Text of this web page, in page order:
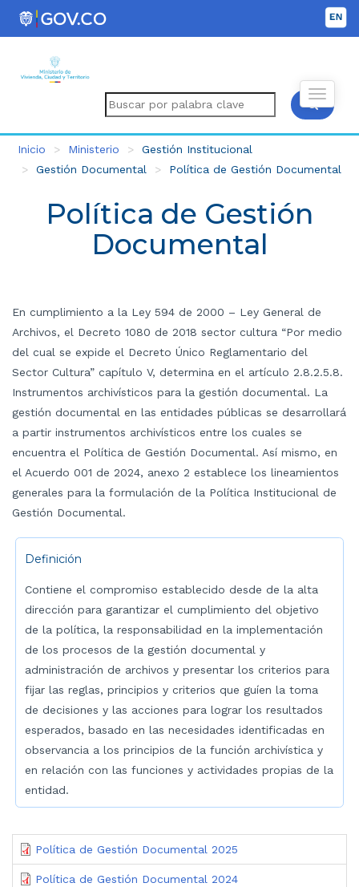
Inicio Ministerio
Gestión Institucional
Gestión Documental
Política de Gestión Documental
Política de Gestión
Documental
En cumplimiento a la Ley 594 de 2000 – Ley General de
Archivos, el Decreto 1080 de 2018 sector cultura “Por medio
del cual se expide el Decreto Único Reglamentario del
Sector Cultura” capítulo V, determina en el artículo 2.8.2.5.8.
Instrumentos archivísticos para la gestión documental. La
gestión documental en las entidades públicas se desarrollará
a partir instrumentos archivísticos entre los cuales se
encuentra el Política de Gestión Documental. Así mismo, en
el Acuerdo 001 de 2024, anexo 2 establece los lineamientos
generales para la formulación de la Política Institucional de
Gestión Documental.
Definición
Contiene el compromiso establecido desde de la alta
dirección para garantizar el cumplimiento del objetivo
de la política, la responsabilidad en la implementación
de los procesos de la gestión documental y
administración de archivos y presentar los criterios para
fijar las reglas, principios y criterios que guíen la toma
de decisiones y las acciones para lograr los resultados
esperados, basado en las necesidades identificadas en
observancia a los principios de la función archivística y
en relación con las funciones y actividades propias de la
entidad.
Política de Gestión Documental 2025
Política de Gestión Documental 2024